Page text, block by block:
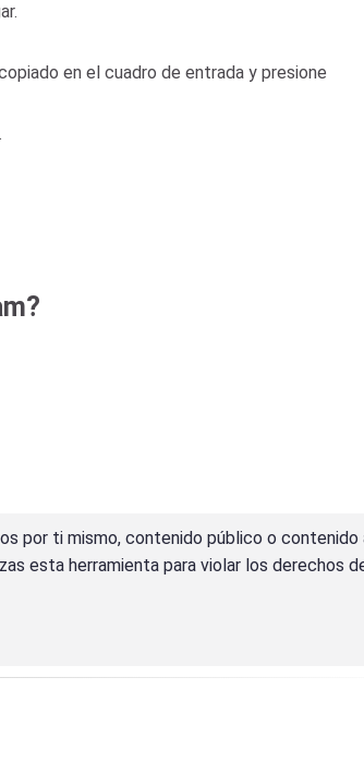
en el cuadro de entrada y presione
por ti mismo, contenido público o contenido
esta herramienta para violar los derechos